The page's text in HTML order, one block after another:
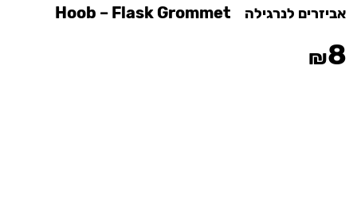
אביזרים לנרגילה Hoob – Flask Grommet
₪8